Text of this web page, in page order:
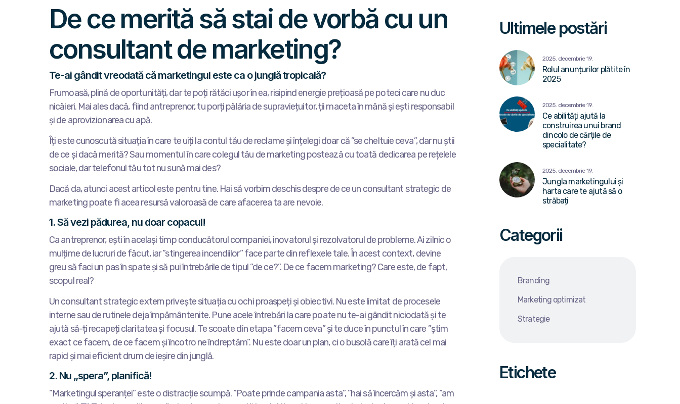
De ce merită să stai de vorbă cu un
consultant de marketing?
Te-ai gândit vreodată că marketingul este ca o junglă tropicală?
Frumoasă, plină de oportunități, dar te poți rătăci ușor în ea, risipind energie prețioasă pe poteci care nu duc
nicăieri. Mai ales dacă, fiind antreprenor, tu porți pălăria de supraviețuitor, ții maceta în mână și ești responsabil
și de aprovizionarea cu apă.
Îți este cunoscută situația în care te uiți la contul tău de reclame și înțelegi doar că ”se cheltuie ceva”, dar nu știi
de ce și dacă merită? Sau momentul în care colegul tău de marketing postează cu toată dedicarea pe rețelele
sociale, dar telefonul tău tot nu sună mai des?
Dacă da, atunci acest articol este pentru tine. Hai să vorbim deschis despre de ce un consultant strategic de
marketing poate fi acea resursă valoroasă de care afacerea ta are nevoie.
1. Să vezi pădurea, nu doar copacul!
Ca antreprenor, ești în același timp conducătorul companiei, inovatorul și rezolvatorul de probleme. Ai zilnic o
mulțime de lucruri de făcut, iar ”stingerea incendiilor” face parte din reflexele tale. În acest context, devine
greu să faci un pas în spate și să pui întrebările de tipul ”de ce?”. De ce facem marketing? Care este, de fapt,
scopul real?
Un consultant strategic extern privește situația cu ochi proaspeți și obiectivi. Nu este limitat de procesele
interne sau de rutinele deja împământenite. Pune acele întrebări la care poate nu te-ai gândit niciodată și te
ajută să-ți recapeți claritatea și focusul. Te scoate din etapa ”facem ceva” și te duce în punctul în care ”știm
exact ce facem, de ce facem și încotro ne îndreptăm”. Nu este doar un plan, ci o busolă care îți arată cel mai
rapid și mai eficient drum de ieșire din junglă.
2. Nu „spera”, planifică!
”Marketingul speranței” este o distracție scumpă. ”Poate prinde campania asta”, ”hai să încercăm și asta”, ”am
Ultimele postări
Rolul anunțurilor plătite în
2025
2025. decembrie 19.
Ce abilități ajută la
construirea unui brand
dincolo de cărțile de
specialitate?
2025. decembrie 19.
Jungla marketingului și
harta care te ajută să o
străbați
2025. decembrie 19.
Categorii
Branding
Marketing optimizat
Strategie
Etichete